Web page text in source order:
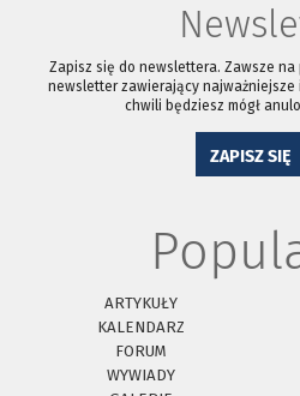
Zapisz się do newslettera. Zawsze
newsletter zawierający najważniejsze
chwili będziesz mógł
ZAPISZ SIĘ
ARTYKUŁY
KALENDARZ
FORUM
WYWIADY